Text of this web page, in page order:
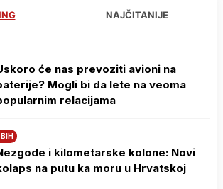
NAJČITANIJE
će nas prevoziti avioni na
Mogli bi da lete na veoma
relacijama
i kilometarske kolone: Novi
na putu ka moru u Hrvatskoj